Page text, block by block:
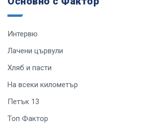
Интервю
Лачени цървули
Хляб и пасти
На всеки километър
Петък 13
Топ Фактор